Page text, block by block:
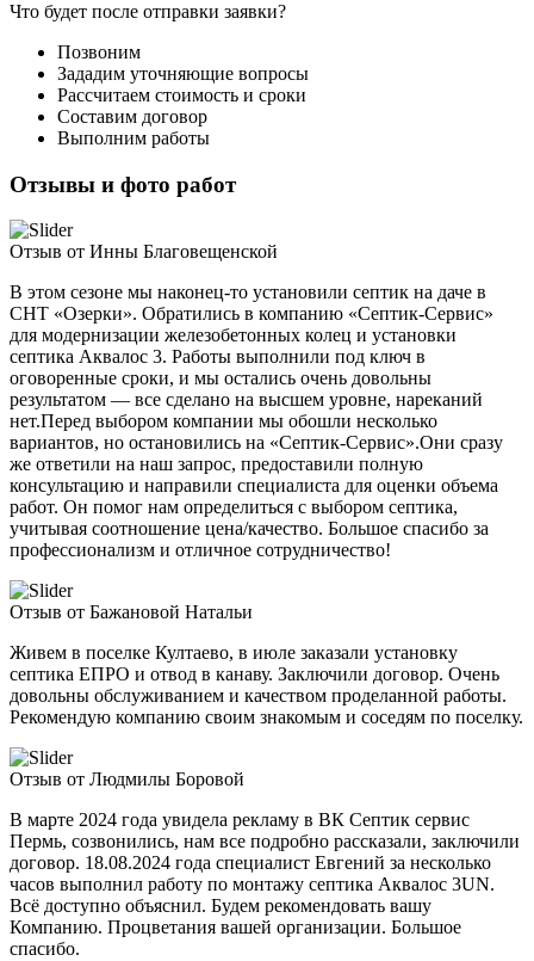
Что будет после отправки заявки?
Позвоним
Зададим уточняющие вопросы
Рассчитаем стоимость и сроки
Составим договор
Выполним работы
Отзывы и фото работ
Отзыв от Инны Благовещенской
В этом сезоне мы наконец-то установили септик на даче в
СНТ «Озерки». Обратились в компанию «Септик-Сервис»
для модернизации железобетонных колец и установки
септика Аквалос 3. Работы выполнили под ключ в
оговоренные сроки, и мы остались очень довольны
результатом — все сделано на высшем уровне, нареканий
нет.Перед выбором компании мы обошли несколько
вариантов, но остановились на «Септик-Сервис».Они сразу
же ответили на наш запрос, предоставили полную
консультацию и направили специалиста для оценки объема
работ. Он помог нам определиться с выбором септика,
учитывая соотношение цена/качество. Большое спасибо за
профессионализм и отличное сотрудничество!
Отзыв от Бажановой Натальи
Живем в поселке Култаево, в июле заказали установку
септика ЕПРО и отвод в канаву. Заключили договор. Очень
довольны обслуживанием и качеством проделанной работы.
Рекомендую компанию своим знакомым и соседям по поселку.
Отзыв от Людмилы Боровой
В марте 2024 года увидела рекламу в ВК Септик сервис
Пермь, созвонились, нам все подробно рассказали, заключили
договор. 18.08.2024 года специалист Евгений за несколько
часов выполнил работу по монтажу септика Аквалос 3UN.
Всё доступно объяснил. Будем рекомендовать вашу
Компанию. Процветания вашей организации. Большое
спасибо.